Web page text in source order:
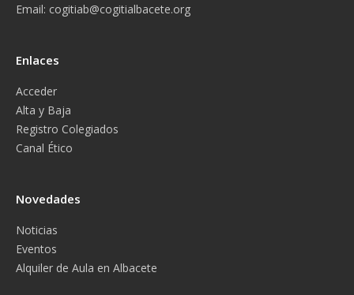
Email: cogitiab@cogitialbacete.org
Enlaces
Acceder
Alta y Baja
Registro Colegiados
Canal Ético
Novedades
Noticias
Eventos
Alquiler de Aula en Albacete